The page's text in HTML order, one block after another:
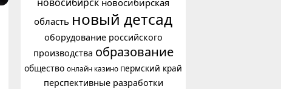
область новый детсад
оборудование российского
производства образование
общество онлайн казино пермский край
перспективные разработки